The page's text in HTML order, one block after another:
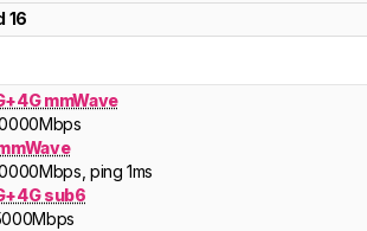
16
mmWave
Mbps
Mbps , ping 1ms
sub6
Mbps